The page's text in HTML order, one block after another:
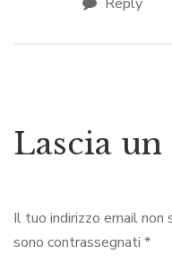
Lascia
Il tuo indirizzo email non
sono contrassegnati *